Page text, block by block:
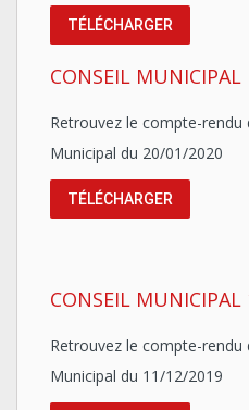
TÉLÉCHARGER
CONSEIL
Retrouvez le compte-rendu
Municipal du 20/01/2020
TÉLÉCHARGER
CONSEIL MUNICIPAL
Retrouvez le compte-rendu
Municipal du 11/12/2019